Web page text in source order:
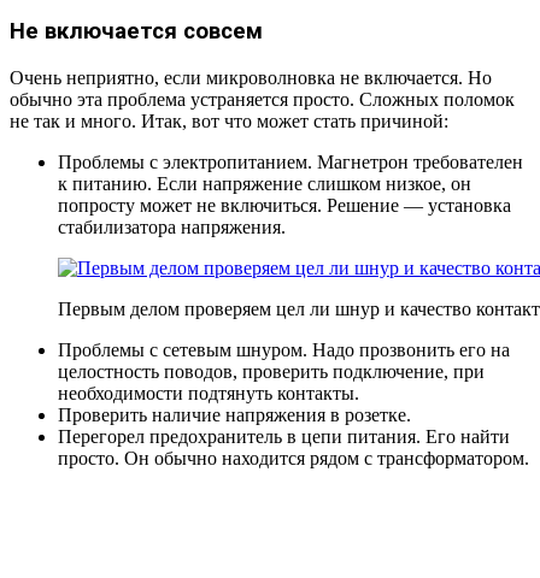
Не включается совсем
Очень неприятно, если микроволновка не включается. Но
обычно эта проблема устраняется просто. Сложных поломок
не так и много. Итак, вот что может стать причиной:
Проблемы с электропитанием. Магнетрон требователен
к питанию. Если напряжение слишком низкое, он
попросту может не включиться. Решение — установка
стабилизатора напряжения.
Первым делом проверяем цел ли шнур и качество
Проблемы с сетевым шнуром. Надо прозвонить его на
целостность поводов, проверить подключение, при
необходимости подтянуть контакты.
Проверить наличие напряжения в розетке.
Перегорел предохранитель в цепи питания. Его найти
просто. Он обычно находится рядом с трансформатором.